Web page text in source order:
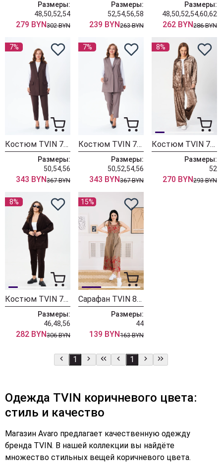
Размеры:
48,50,52,54
279 BYN302 BYN
Размеры:
52,54,56,58
239 BYN263 BYN
Размеры:
48,50,52,54,60,62
262 BYN286 BYN
7%
Костюм TVIN 7868 шоколад
Размеры:
50,54,56
343 BYN367 BYN
7%
Костюм TVIN 7868 кофе с молоком
Размеры:
50,52,54,56
343 BYN367 BYN
8%
Костюм TVIN 7836 капучино
Размеры:
52
270 BYN293 BYN
8%
Костюм TVIN 7822 шоколад
Размеры:
46,48,56
282 BYN306 BYN
15%
Сарафан TVIN 8108 коричневый с красным
Размеры:
44
139 BYN163 BYN
1 1
Одежда TVIN коричневого цвета:
стиль и качество
Магазин Avaro предлагает качественную одежду
бренда TVIN. В нашей коллекции вы найдёте
множество стильных вещей коричневого цвета.